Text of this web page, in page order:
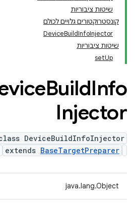
שיטות ציבוריות
קונסטרוקטורים גלויים לכולם
DeviceBuildInfoInjector
שיטות ציבוריות
setUp
BuildInfo
Injector
DeviceBuildInfoInjector
extends BaseTargetPreparer
java.lang.Object